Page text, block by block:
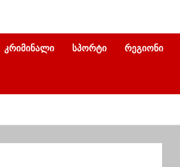
ᲙᲠᲘᲛᲘᲜᲐᲚᲘ ᲡᲞᲝᲠᲢᲘ ᲠᲔᲒᲘᲝᲜᲘ